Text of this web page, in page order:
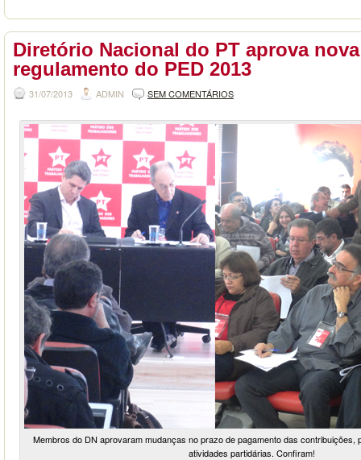
Diretório Nacional do PT aprova
regulamento do PED 2013
31/07/2013 ADMIN SEM COMENTÁRIOS
Membros do DN aprovaram mudanças no prazo de pagamento das contribuições,
atividades partidárias. Confiram!